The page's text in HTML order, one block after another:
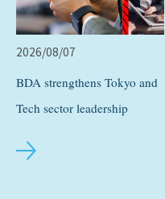
2026/08/07
BDA strengthens Tokyo and
Tech sector leadership